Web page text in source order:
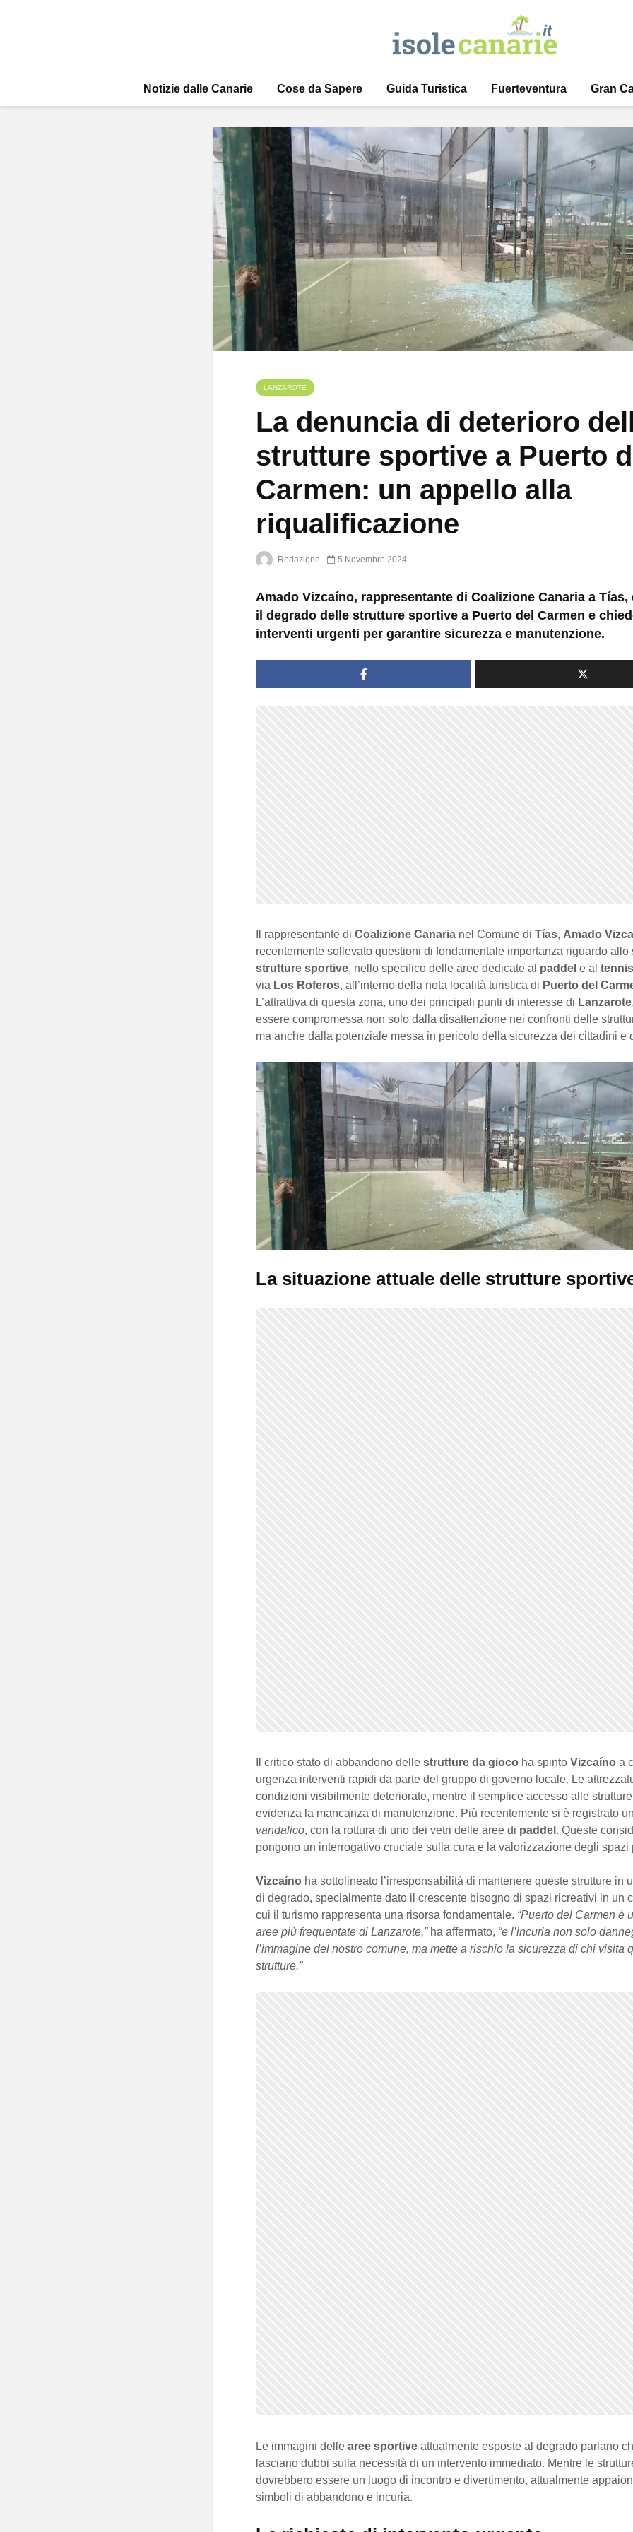
Notizie dalle Canarie Cose da Sapere Guida Turistica Fuerteventura Gran
LANZAROTE
La denuncia di deterioro
strutture sportive a Puerto
Carmen: un appello alla
riqualificazione
Redazione 5 Novembre 2024
Amado Vizcaíno, rappresentante di Coalizione Canaria a Tías,
il degrado delle strutture sportive a Puerto del Carmen e
interventi urgenti per garantire sicurezza e manutenzione.
Il rappresentante di Coalizione Canaria nel Comune di Tías, Amado
recentemente sollevato questioni di fondamentale importanza riguardo allo
strutture sportive, nello specifico delle aree dedicate al paddel e al tennis
via Los Roferos, all’interno della nota località turistica di Puerto del
L’attrattiva di questa zona, uno dei principali punti di interesse di Lanzarote
essere compromessa non solo dalla disattenzione nei confronti delle
ma anche dalla potenziale messa in pericolo della sicurezza dei cittadini e
La situazione attuale delle strutture
Il critico stato di abbandono delle strutture da gioco ha spinto Vizcaíno a
urgenza interventi rapidi da parte del gruppo di governo locale. Le
condizioni visibilmente deteriorate, mentre il semplice accesso alle
evidenza la mancanza di manutenzione. Più recentemente si è registrato
vandalico, con la rottura di uno dei vetri delle aree di paddel . Queste
pongono un interrogativo cruciale sulla cura e la valorizzazione degli spazi
Vizcaíno ha sottolineato l’irresponsabilità di mantenere queste strutture in
di degrado, specialmente dato il crescente bisogno di spazi ricreativi in un
cui il turismo rappresenta una risorsa fondamentale. “Puerto del Carmen è
aree più frequentate di Lanzarote,”ha affermato, “e l’incuria non solo
l’immagine del nostro comune, ma mette a rischio la sicurezza di chi visita
strutture.”
Le immagini delle aree sportive attualmente esposte al degrado parlano
lasciano dubbi sulla necessità di un intervento immediato. Mentre le
dovrebbero essere un luogo di incontro e divertimento, attualmente
simboli di abbandono e incuria.